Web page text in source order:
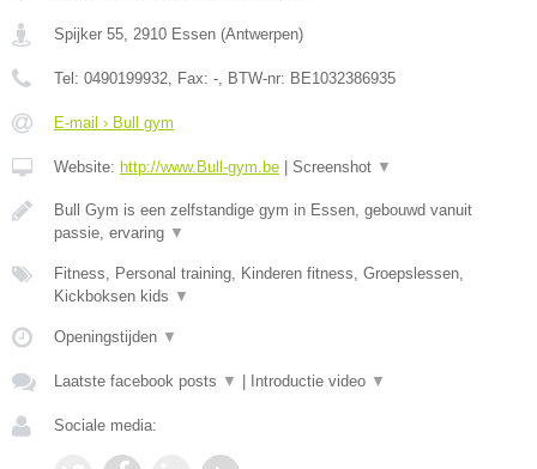
Spijker 55, 2910 Essen (Antwerpen)
Tel: 0490199932, Fax: -, BTW-nr: BE1032386935
E-mail › Bull gym
Website: http://www.Bull-gym.be Screenshot ▼
Bull Gym is een zelfstandige gym in Essen, gebouwd vanuit
passie, ervaring ▼
Fitness, Personal training, Kinderen fitness, Groepslessen,
Kickboksen kids ▼
Openingstijden ▼
Laatste facebook posts ▼ Introductie video ▼
Sociale media: